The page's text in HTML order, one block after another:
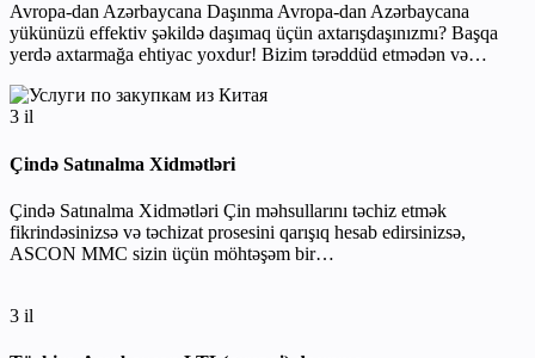
Avropa-dan Azərbaycana Daşınma Avropa-dan Azərbaycana
yükünüzü effektiv şəkildə daşımaq üçün axtarışdaşınızmı? Başqa
yerdə axtarmağa ehtiyac yoxdur! Bizim tərəddüd etmədən və…
3 il
Çində Satınalma Xidmətləri
Çində Satınalma Xidmətləri Çin məhsullarını təchiz etmək
fikrindəsinizsə və təchizat prosesini qarışıq hesab edirsinizsə,
ASCON MMC sizin üçün möhtəşəm bir…
3 il